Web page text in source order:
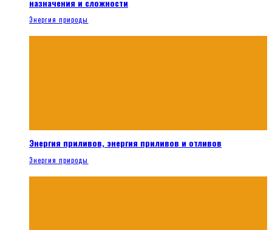
назначения и сложности
Энергия природы
Энергия приливов, энергия приливов и отливов
Энергия природы